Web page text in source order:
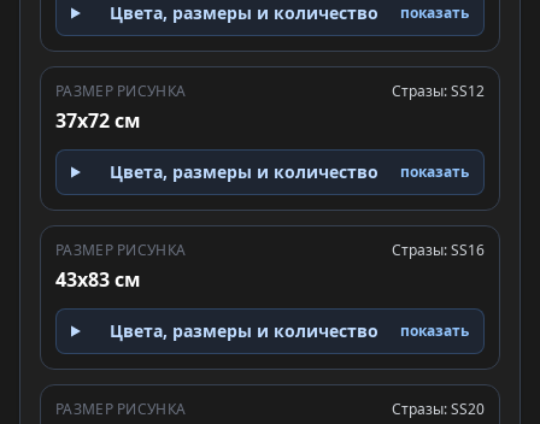
Цвета, размеры и количество показать
РАЗМЕР РИСУНКА
37x72 см
Стразы: SS12
Цвета, размеры и количество показать
РАЗМЕР РИСУНКА
43x83 см
Стразы: SS16
Цвета, размеры и количество показать
РАЗМЕР РИСУНКА Стразы: SS20